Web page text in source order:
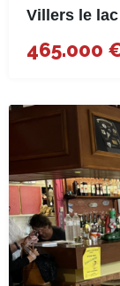
Villers le lac
465.000